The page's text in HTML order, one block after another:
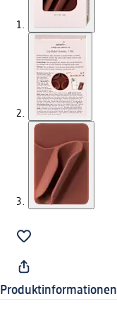
Produktinformationen